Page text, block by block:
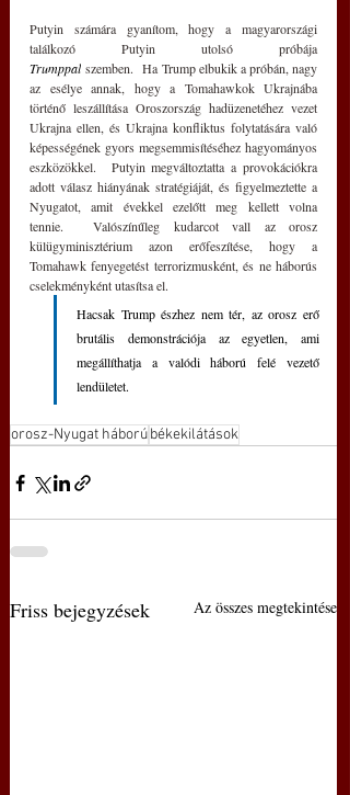
Putyin számára gyanítom, hogy a magyarországi
találkozó Putyin utolsó próbája
Trumppal szemben.  Ha Trump elbukik a próbán, nagy
az esélye annak, hogy a Tomahawkok Ukrajnába
történő leszállítása Oroszország hadüzenetéhez vezet
Ukrajna ellen, és Ukrajna konfliktus folytatására való
képességének gyors megsemmisítéséhez hagyományos
eszközökkel.  Putyin megváltoztatta a provokációkra
adott válasz hiányának stratégiáját, és figyelmeztette a
Nyugatot, amit évekkel ezelőtt meg kellett volna
tennie.  Valószínűleg kudarcot vall az orosz
külügyminisztérium azon erőfeszítése, hogy a
Tomahawk fenyegetést terrorizmusként, és ne háborús
cselekményként utasítsa el.
Hacsak Trump észhez nem tér, az orosz erő
brutális demonstrációja az egyetlen, ami
megállíthatja a valódi háború felé vezető
lendületet.
orosz-Nyugat háborúbékekilátások
Friss bejegyzések Az összes megtekintése